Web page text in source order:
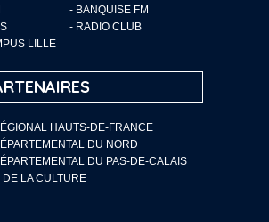
- BANQUISE FM
- RADIO CLUB
LILLE
HAUTS-DE-FRANCE
DU NORD
DU PAS-DE-CALAIS
LA CULTURE